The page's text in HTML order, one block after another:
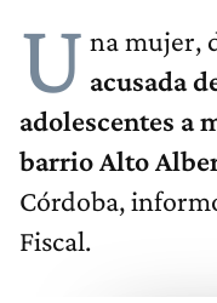
U na mujer,
acusada
adolescentes a
barrio Alto
Córdoba,
Fiscal.